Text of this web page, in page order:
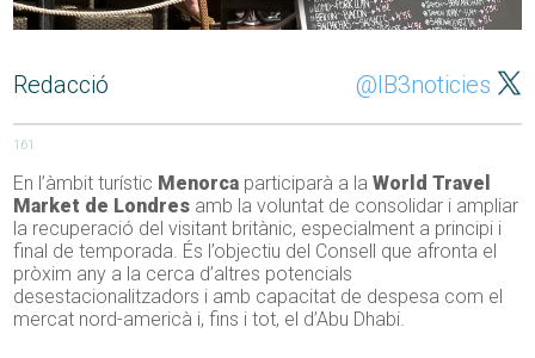
Redacció @IB3noticies
161
En l’àmbit turístic Menorca participarà a laWorld Travel
Market de Londres amb la voluntat de consolidar i ampliar
la recuperació del visitant britànic, especialment a principi i
final de temporada. És l’objectiu del Consell que afronta el
pròxim any a la cerca d’altres potencials
desestacionalitzadors i amb capacitat de despesa com el
mercat nord-americà i, fins i tot, el d’Abu Dhabi.